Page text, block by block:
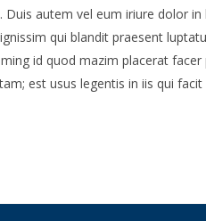
autem vel eum iriure dolor
qui blandit praesent
id quod mazim placerat facer
est usus legentis in iis qui